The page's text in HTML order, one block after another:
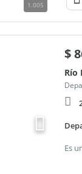
1.005
$
Río